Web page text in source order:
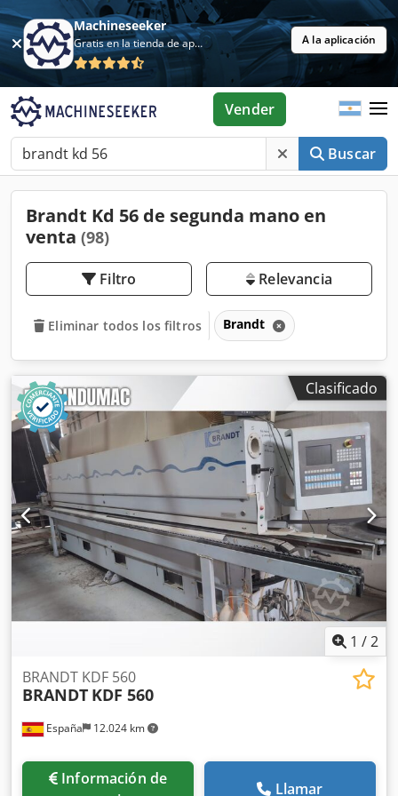
Machineseeker
Gratis en la tienda de aplicaciones A la aplicación
Buscar
Vender
Brandt Kd 56 de segunda mano en
venta (98)
Filtro Relevancia
Eliminar todos los filtros Brandt
Clasificado
1 /2
España 12.024 km
BRANDT KDF 560
BRANDT KDF 560
Información de
Llamar